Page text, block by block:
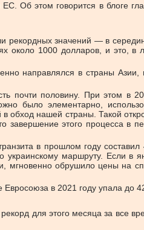
Об этом говорится в блоге
рекордных значений — в
около 1000 долларов, и это, в
направлялся в страны Азии,
почти половину. При этом в
было элементарно,
в обход нашей страны. Такой
завершение этого процесса в
в прошлом году
украинскому маршруту. Если в
мгновенно обрушило цены на
в 2021 году упала до
для этого месяца за все